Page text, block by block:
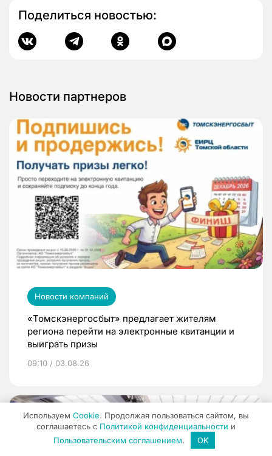
Поделиться новостью:
Новости партнеров
Новости компаний
«Томскэнергосбыт» предлагает жителям
региона перейти на электронные квитанции и
выиграть призы
09:10 / 03.08.26
Используем Cookie. Продолжая пользоваться сайтом, вы
соглашаетесь с Политикой конфиденциальности и
Пользовательским соглашением. OK